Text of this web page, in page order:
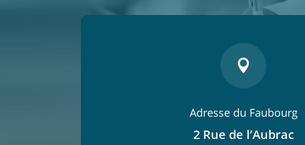

Adresse du Faubourg
2 Rue de l’Aubrac